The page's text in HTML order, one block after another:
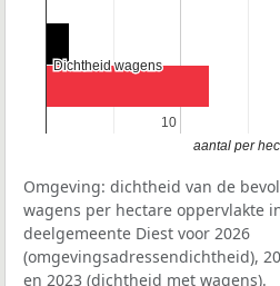
10
10
Dichtheid wagens
Dichtheid wagens
aantal per
Omgeving: dichtheid van de
wagens per hectare oppervlakte
deelgemeente Diest voor 2026
(omgevingsadressendichtheid),
en 2023 (dichtheid met wagens).